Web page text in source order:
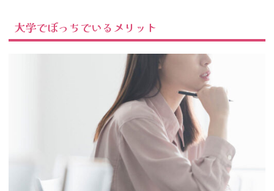
大学でぼっちでいるメリット